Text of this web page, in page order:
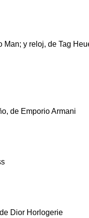
Man; y reloj, de Tag
de Emporio Armani
Dior Horlogerie